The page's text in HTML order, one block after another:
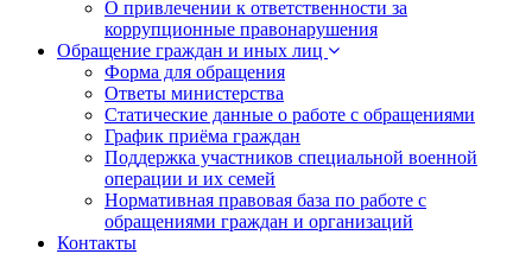
О привлечении к ответственности за
коррупционные правонарушения
Обращение граждан и иных лиц
Форма для обращения
Ответы министерства
Статические данные о работе с обращениями
График приёма граждан
Поддержка участников специальной военной
операции и их семей
Нормативная правовая база по работе с
обращениями граждан и организаций
Контакты